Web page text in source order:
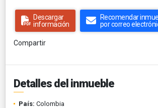
Descargar
información
Recomendar
por correo
Compartir
Detalles del inmueble
País: Colombia